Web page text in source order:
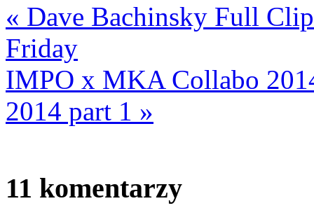
« Dave Bachinsky Full
Friday
IMPO x MKA Collabo
2014 part 1 »
11 komentarzy